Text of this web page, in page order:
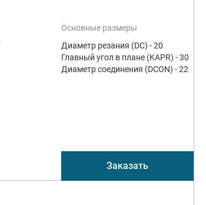
Основные размеры
Диаметр резания (DC) - 20
Главный угол в плане (KAPR) - 30
Диаметр соединения (DCON) - 22
Заказать